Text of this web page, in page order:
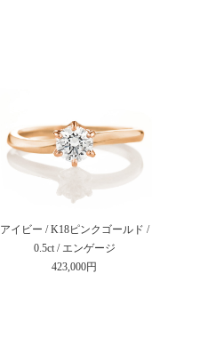
アイビー / K18ピンクゴールド /
0.5ct / エンゲージ
423,000円